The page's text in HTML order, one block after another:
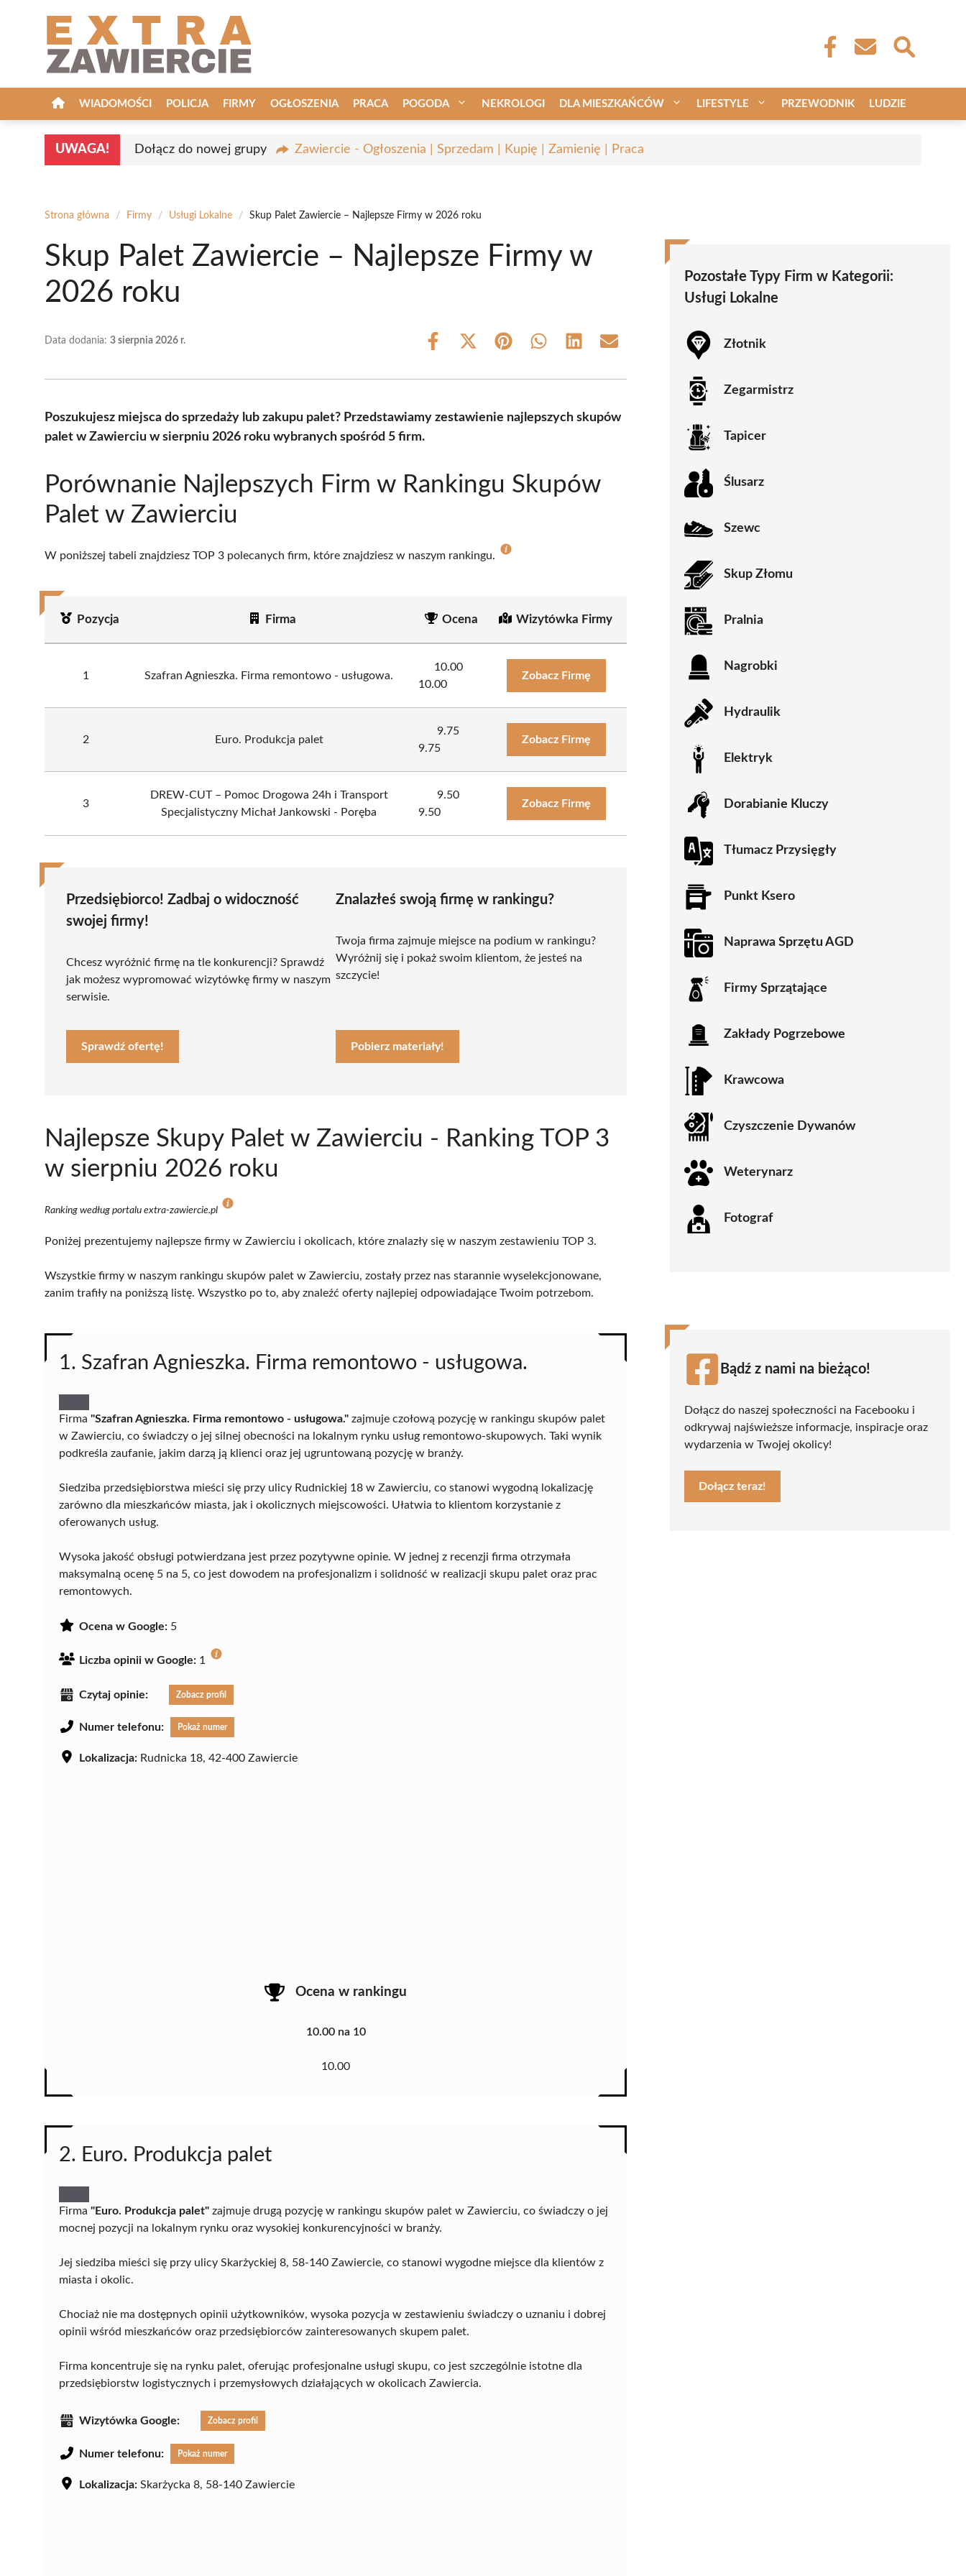
WIADOMOŚCI POLICJA FIRMY OGŁOSZENIA PRACA POGODA NEKROLOGI DLA MIESZKAŃCÓW LIFESTYLE PRZEWODNIK LUDZIE
UWAGA! Dołącz do nowej grupy Zawiercie - Ogłoszenia | Sprzedam | Kupię | Zamienię | Praca
Strona główna / Firmy / Usługi Lokalne / Skup Palet Zawiercie – Najlepsze Firmy w 2026 roku
Skup Palet Zawiercie – Najlepsze Firmy w
2026 roku
Data dodania: 3 sierpnia 2026 r.
Share
Share
(Twitter)
Share Share Share Share
Poszukujesz miejsca do sprzedaży lub zakupu palet? Przedstawiamy zestawienie najlepszych skupów
palet w Zawierciu w sierpniu 2026 roku wybranych spośród 5 firm.
Porównanie Najlepszych Firm w Rankingu Skupów
Palet w Zawierciu
W poniższej tabeli znajdziesz TOP 3 polecanych firm, które znajdziesz w naszym rankingu.
Pozycja Firma Ocena Wizytówka Firmy
1 Szafran Agnieszka. Firma remontowo - usługowa.
10.00
10.00
Zobacz Firmę
2 Euro. Produkcja palet
9.75
9.75
Zobacz Firmę
3
DREW-CUT – Pomoc Drogowa 24h i Transport
Specjalistyczny Michał Jankowski - Poręba
9.50
9.50
Zobacz Firmę
Przedsiębiorco! Zadbaj o widoczność
swojej firmy!
Chcesz wyróżnić firmę na tle konkurencji? Sprawdź
jak możesz wypromować wizytówkę firmy w naszym
serwisie.
Sprawdź ofertę!
Znalazłeś swoją firmę w rankingu?
Twoja firma zajmuje miejsce na podium w rankingu?
Wyróżnij się i pokaż swoim klientom, że jesteś na
szczycie!
Pobierz materiały!
Najlepsze Skupy Palet w Zawierciu - Ranking TOP 3
w sierpniu 2026 roku
Ranking według portalu extra-zawiercie.pl
Poniżej prezentujemy najlepsze firmy w Zawierciu i okolicach, które znalazły się w naszym zestawieniu TOP 3.
Wszystkie firmy w naszym rankingu skupów palet w Zawierciu, zostały przez nas starannie wyselekcjonowane,
zanim trafiły na poniższą listę. Wszystko po to, aby znaleźć oferty najlepiej odpowiadające Twoim potrzebom.
1. Szafran Agnieszka. Firma remontowo - usługowa.
Firma "Szafran Agnieszka. Firma remontowo - usługowa." zajmuje czołową pozycję w rankingu skupów palet
w Zawierciu, co świadczy o jej silnej obecności na lokalnym rynku usług remontowo-skupowych. Taki wynik
podkreśla zaufanie, jakim darzą ją klienci oraz jej ugruntowaną pozycję w branży.
Siedziba przedsiębiorstwa mieści się przy ulicy Rudnickiej 18 w Zawierciu, co stanowi wygodną lokalizację
zarówno dla mieszkańców miasta, jak i okolicznych miejscowości. Ułatwia to klientom korzystanie z
oferowanych usług.
Wysoka jakość obsługi potwierdzana jest przez pozytywne opinie. W jednej z recenzji firma otrzymała
maksymalną ocenę 5 na 5, co jest dowodem na profesjonalizm i solidność w realizacji skupu palet oraz prac
remontowych.
Ocena w Google: 5
Liczba opinii w Google: 1
Czytaj opinie: Zobacz profil
Numer telefonu: Pokaż numer
Lokalizacja: Rudnicka 18, 42-400 Zawiercie
Ocena w rankingu
10.00 na 10
10.00
2. Euro. Produkcja palet
Firma "Euro. Produkcja palet" zajmuje drugą pozycję w rankingu skupów palet w Zawierciu, co świadczy o jej
mocnej pozycji na lokalnym rynku oraz wysokiej konkurencyjności w branży.
Jej siedziba mieści się przy ulicy Skarżyckiej 8, 58-140 Zawiercie, co stanowi wygodne miejsce dla klientów z
miasta i okolic.
Chociaż nie ma dostępnych opinii użytkowników, wysoka pozycja w zestawieniu świadczy o uznaniu i dobrej
opinii wśród mieszkańców oraz przedsiębiorców zainteresowanych skupem palet.
Firma koncentruje się na rynku palet, oferując profesjonalne usługi skupu, co jest szczególnie istotne dla
przedsiębiorstw logistycznych i przemysłowych działających w okolicach Zawiercia.
Wizytówka Google: Zobacz profil
Numer telefonu: Pokaż numer
Lokalizacja: Skarżycka 8, 58-140 Zawiercie
Pozostałe Typy Firm w Kategorii:
Usługi Lokalne
Złotnik
Zegarmistrz
Tapicer
Ślusarz
Szewc
Skup Złomu
Pralnia
Nagrobki
Hydraulik
Elektryk
Dorabianie Kluczy
Tłumacz Przysięgły
Punkt Ksero
Naprawa Sprzętu AGD
Firmy Sprzątające
Zakłady Pogrzebowe
Krawcowa
Czyszczenie Dywanów
Weterynarz
Fotograf
Bądź z nami na bieżąco!
Dołącz do naszej społeczności na Facebooku i
odkrywaj najświeższe informacje, inspiracje oraz
wydarzenia w Twojej okolicy!
Dołącz teraz!